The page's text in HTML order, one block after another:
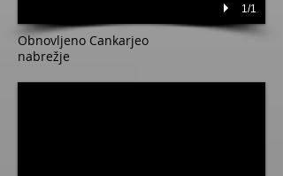
Obnovljeno Cankarjeo
nabrežje
1/1